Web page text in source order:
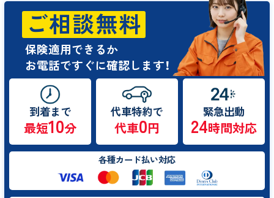
ご相談無料
保険適用できるか
お電話ですぐに確認します！
到着まで
最短10分
代車特約で
代車0円
緊急出動
24時間対応
各種カード払い対応